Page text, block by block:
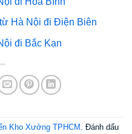
Hà Nội đi Điện Biên
đi Bắc Kạn
Kho Xưởng TPHCM . Đánh dấu